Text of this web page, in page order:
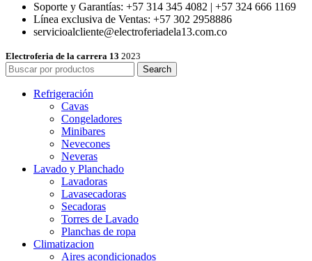
Soporte y Garantías: +57 314 345 4082 | +57 324 666 1169
Línea exclusiva de Ventas: +57 302 2958886
servicioalcliente@electroferiadela13.com.co
Electroferia de la carrera 13 2023
Search
Refrigeración
Cavas
Congeladores
Minibares
Nevecones
Neveras
Lavado y Planchado
Lavadoras
Lavasecadoras
Secadoras
Torres de Lavado
Planchas de ropa
Climatizacion
Aires acondicionados